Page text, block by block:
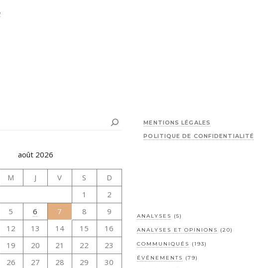
août 2026
M J V S
D
1
2
5 6 7 8
9
12 13 14 15
16
19 20 21 22
23
26 27 28 29
30
MENTIONS LÉGALES
POLITIQUE DE CONFIDENTIALITÉ
ANALYSES (5)
ANALYSES ET OPINIONS (20)
COMMUNIQUÉS (193)
ÉVÉNEMENTS (79)